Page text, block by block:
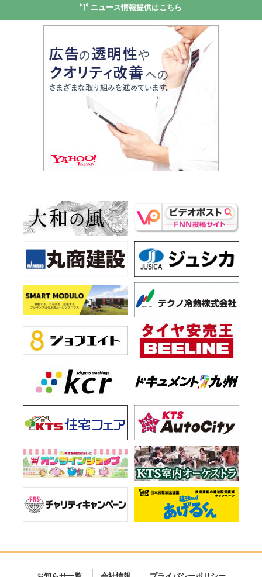
ニュース情報提供はこちら